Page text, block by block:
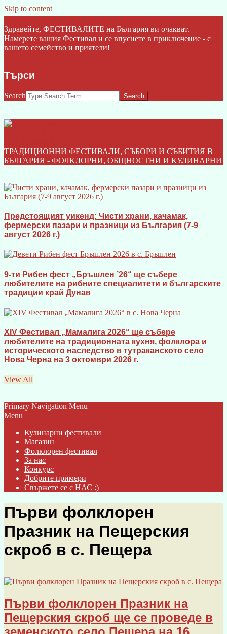
Skip to content
Здравейте, ФЕСТИВАЛИТЕ на България ви очакват.
Намерете вашия Фестивал и се впуснете в приключение - с
вашето семейство и приятели!
Търси
Search
ТРАДИЦИОННИ ФЕСТИВАЛИ, СЪБОРИ И СЪБИТИЯ В
БЪЛГАРИЯ - ФОЛКЛОРНИ, ОБЩНОСТНИ И КУЛИНАРНИ
Предстоящият уикенд: Чисти храни, качамак,
фермерски пазари и празници из България (7-9
август 2026 г.)
9-ти Рибен фест „Бръшлен ’26“ ще събере
любителите на рибните специалитети и българските
традиции край Дунав
XIV Фестивал „Мамалига 2026“ ще събере
любителите на традиционната кухня, фолклора и
историческото наследство в тутраканското село
Нова Черна на 3 октомври 2026 г.
View All
Primary Navigation Menu
Menu
Кулинарни фестивали
Магазин
Фолклорен фестивал
За нас
Конкурс
Добрите примери
Свържете се с НАС :)
Първи фолклорен
Празник на Пещерския
скроб в с. Пещера
Първи фолклорен Празник на
Пещерския скроб ще се проведе в